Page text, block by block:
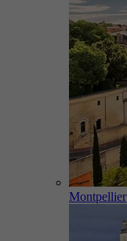
Montpellier